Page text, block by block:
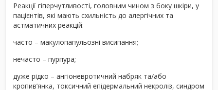
Реакції гіперчутливості, головним чином з боку шкіри, у
пацієнтів, які мають схильність до алергічних та
астматичних реакцій:
часто – макулопапульозні висипання;
нечасто – пурпура;
дуже рідко – ангіоневротичний набряк та/або
кропив’янка, токсичний епідермальний некроліз, синдром